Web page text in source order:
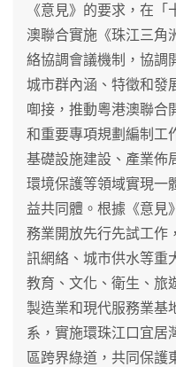
《意見》的要求，在
澳聯合實施《珠江三角
絡協調會議機制，協調
城市群內涵、特徵和發
啣接，推動粵港澳聯合
和重要專項規劃編制工
基礎設施建設、產業佈
環境保護等領域實現一
益共同體。根據《意見
務業開放先行先試工作
訊網絡、城市供水等重
教育、文化、衛生、旅
製造業和現代服務業基
系，實施環珠江口宜居
區跨界綠道，共同保護